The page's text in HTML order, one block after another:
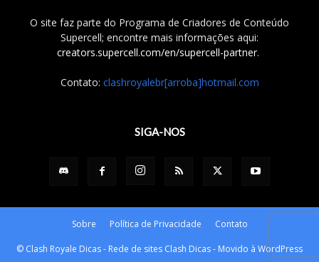
O site faz parte do Programa de Criadores de Conteúdo
Supercell; encontre mais informações aqui:
creators.supercell.com/en/supercell-partner.
Contato: clashroyalebr[arroba]hotmail.com
SIGA-NOS
Sobre Política de Privacidade Contato
© Clash Royale Dicas - Rede de sites Clash Dicas - Movido à WordPress